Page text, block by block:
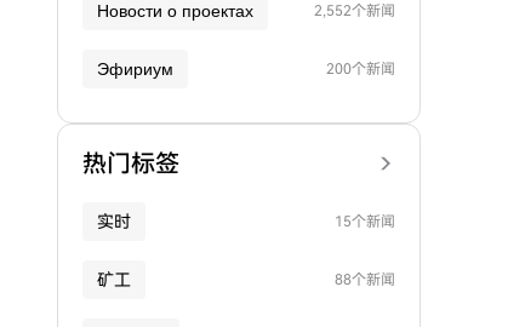
Новости о проектах 2,552个新闻
Эфириум 200个新闻
热门标签
实时 15个新闻
矿工 88个新闻